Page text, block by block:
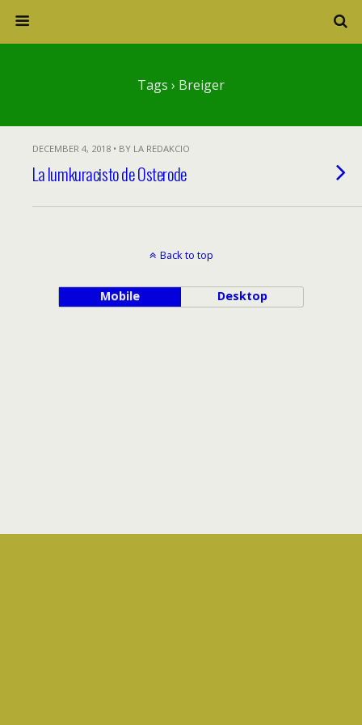
Tags › Breiger
DECEMBER 4, 2018 • BY LA REDAKCIO
La lumkuracisto de Osterode
Back to top
Mobile Desktop